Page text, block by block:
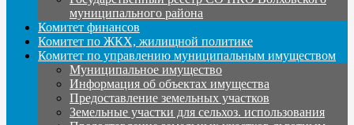
муниципального района
Комитет финансов
Комитет по ЖКХ, жилищной политике
Комитет по управлению муниципальным имуществом
Муниципальное имущество
Информация об объектах имущества
Предоставление земельных участков
Земельные участки для сельхоз. использования